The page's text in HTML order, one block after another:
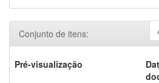
Conjunto de itens:
Pré-visualização